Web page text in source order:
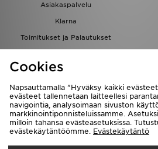
Asiakaspalvelu
Klarna
Toimitukset ja Palautukset
Löydä myymälä
Kumppanuusohjelma
Cookies
Napsauttamalla "Hyväksy kaikki
evästeet tallennetaan laitteellesi
navigointia, analysoimaan sivuston
markkinointiponnisteluissamme.
milloin tahansa evästeasetuksissa.
evästekäytäntöömme. Evästekäytäntö